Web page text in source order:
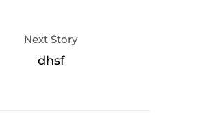
Next Story
dhsf